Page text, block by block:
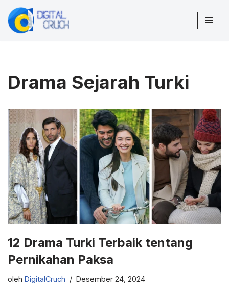
Lompat
Drama Sejarah Turki
12 Drama Turki Terbaik tentang
Pernikahan Paksa
oleh DigitalCruch Desember 24, 2024